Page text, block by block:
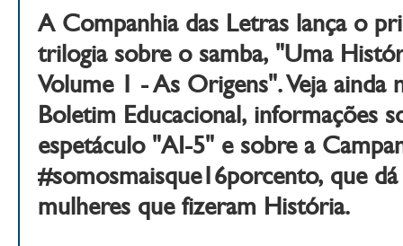
A Companhia das Letras lança o
trilogia sobre o samba, "Uma
Volume 1 - As Origens". Veja ainda
Boletim Educacional, informações
espetáculo "AI-5" e sobre a
#somosmaisque16porcento, que
mulheres que fizeram História.